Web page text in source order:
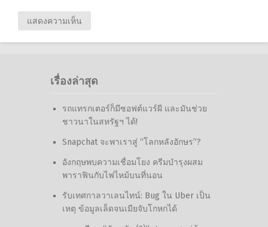
เรื่องล่าสุด
รถแทรกเตอร์ก็มีซอฟต์แวร์ผี และมันช่วย
ชาวนาในสหรัฐฯ ได้!
Snapchat จะพาเราสู่ “โลกหลังอักษร”?
อังกฤษพบความเชื่อมโยง ครีมบำรุงผสม
พาราฟินกับไฟไหม้บนที่นอน
รับเทศกาลวาเลนไทน์: Bug ใน Uber เป็น
เหตุ ข้อมูลเล็ดจนเมียจับโกหกได้